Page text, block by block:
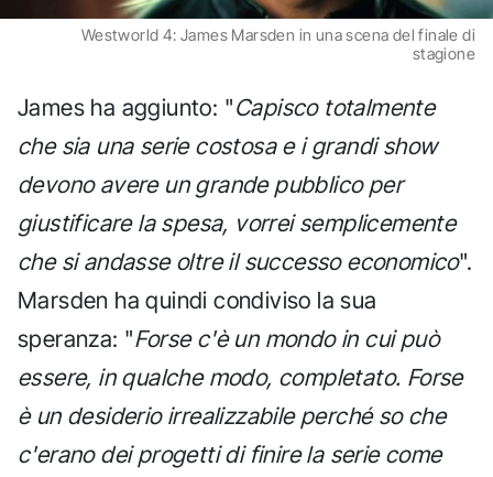
Westworld 4: James Marsden in una scena del finale di
stagione
James ha aggiunto: "Capisco totalmente
che sia una serie costosa e i grandi show
devono avere un grande pubblico per
giustificare la spesa, vorrei semplicemente
che si andasse oltre il successo economico".
Marsden ha quindi condiviso la sua
speranza: "Forse c'è un mondo in cui può
essere, in qualche modo, completato. Forse
è un desiderio irrealizzabile perché so che
c'erano dei progetti di finire la serie come